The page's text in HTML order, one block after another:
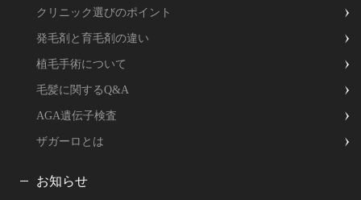
クリニック選びのポイント
発毛剤と育毛剤の違い
植毛手術について
毛髪に関するQ&A
AGA遺伝子検査
ザガーロとは
お知らせ